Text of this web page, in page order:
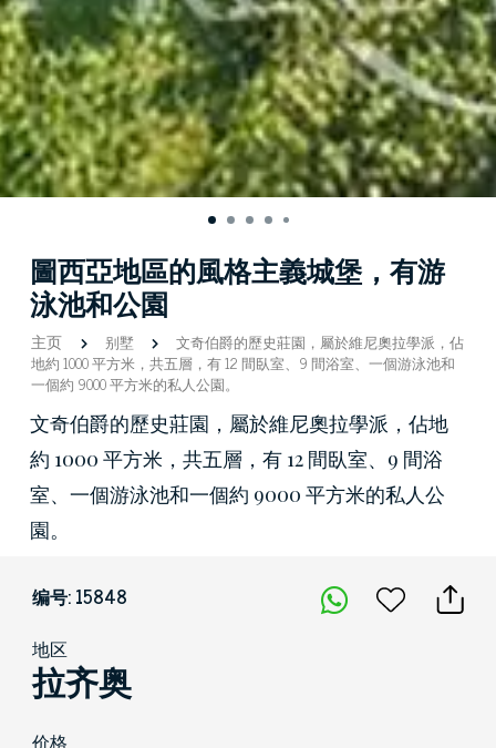
圖西亞地區的風格主義城堡，有游
泳池和公園
主页 别墅
文奇伯爵的歷史莊園，屬於維尼奧拉學派，佔
地約 1000 平方米，共五層，有 12 間臥室、9 間浴室、一個游泳池和
一個約 9000 平方米的私人公園。
文奇伯爵的歷史莊園，屬於維尼奧拉學派，佔地
約 1000 平方米，共五層，有 12 間臥室、9 間浴
室、一個游泳池和一個約 9000 平方米的私人公
園。
编号: 15848
地区
拉齐奥
价格